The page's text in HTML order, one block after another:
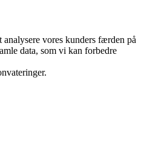
vores kunders færden på
data, som vi kan forbedre